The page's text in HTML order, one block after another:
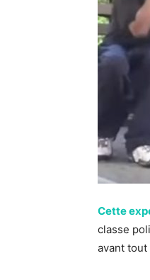
Cette
classe
avant